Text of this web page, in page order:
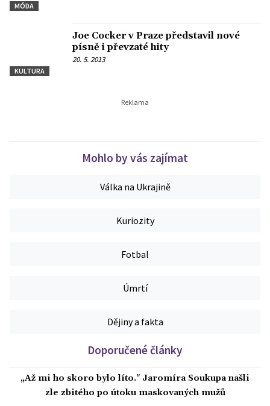
MÓDA
KULTURA
Joe Cocker v Praze představil nové
písně i převzaté hity
20. 5. 2013
Mohlo by vás zajímat
Válka na Ukrajině
Kuriozity
Fotbal
Úmrtí
Dějiny a fakta
Doporučené články
„Až mi ho skoro bylo líto." Jaromíra Soukupa našli
zle zbitého po útoku maskovaných mužů